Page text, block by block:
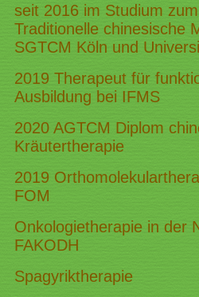
seit 2016 im Studium
Traditionelle chinesische
SGTCM Köln und
2019 Therapeut für
Ausbildung bei IFMS
2020 AGTCM Diplom
Kräutertherapie
2019
FOM
Onkologietherapie in der
FAKODH
Spagyriktherapie